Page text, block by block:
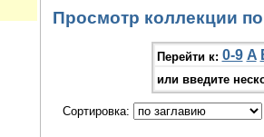
Просмотр коллекции
Перейти к: 0-9 A
или введите
Сортировка: